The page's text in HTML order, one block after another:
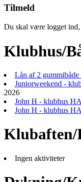
Tilmeld
Du skal være logget
Klubhus/
Lån af 2 gummibåde
Juniorweekend -
2026
John H - klubhus
John H - klubhus
Klubaften/
Ingen aktiviteter